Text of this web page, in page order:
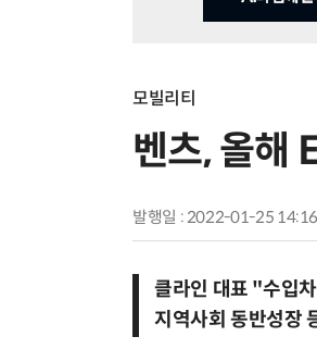
모빌리티
벤츠, 올해
발행일 : 2022-01-25 14:16
클라인 대표 "수입
지역사회 동반성장